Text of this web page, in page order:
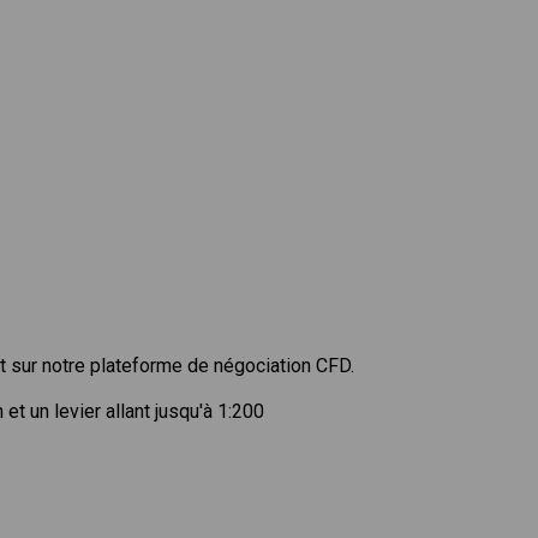
notre plateforme de négociation CFD.
et un levier allant jusqu'à 1:200